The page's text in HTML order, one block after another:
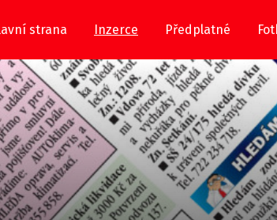
strana Inzerce Předplatné